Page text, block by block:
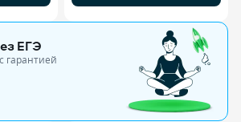
ЕГЭ
гарантией